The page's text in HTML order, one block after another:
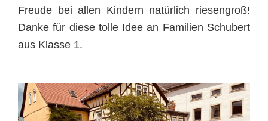
Freude bei allen Kindern natürlich riesengroß!
Danke für diese tolle Idee an Familien Schubert
aus Klasse 1.